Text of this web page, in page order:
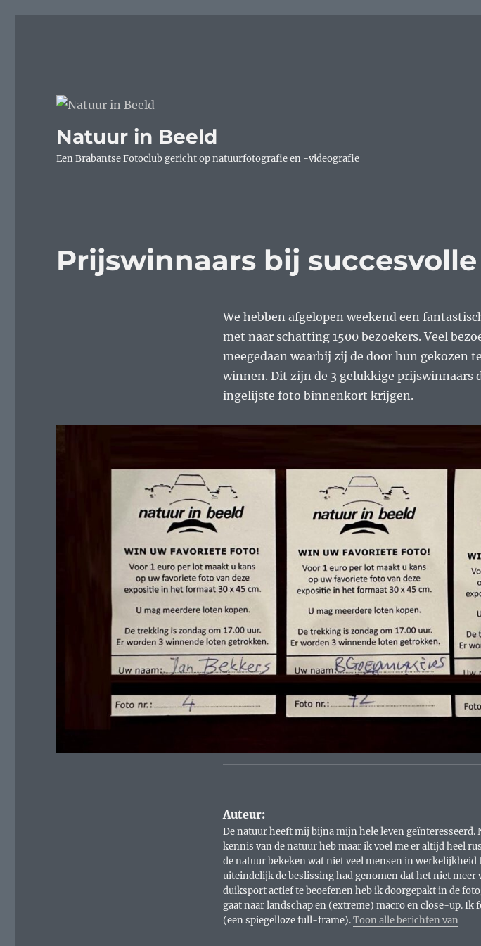
Natuur in Beeld
Een Brabantse Fotoclub gericht op natuurfotografie en -videografie
Prijswinnaars bij
We hebben afgelopen weekend een
met naar schatting 1500 bezoekers. Veel
meegedaan waarbij zij de door hun gekozen
winnen. Dit zijn de 3 gelukkige prijswinnaars
ingelijste foto binnenkort krijgen.
Auteur:
De natuur heeft mij bijna mijn hele leven geïnteresseerd.
kennis van de natuur heb maar ik voel me er altijd heel
de natuur bekeken wat niet veel mensen in
uiteindelijk de beslissing had genomen dat het niet meer
duiksport actief te beoefenen heb ik doorgepakt in de
gaat naar landschap en (extreme) macro en close-up. Ik
(een spiegelloze full-frame).Toon alle berichten van